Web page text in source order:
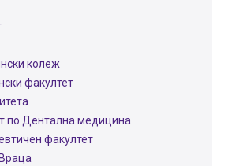
колеж
факултет
по Дентална медицина
факултет